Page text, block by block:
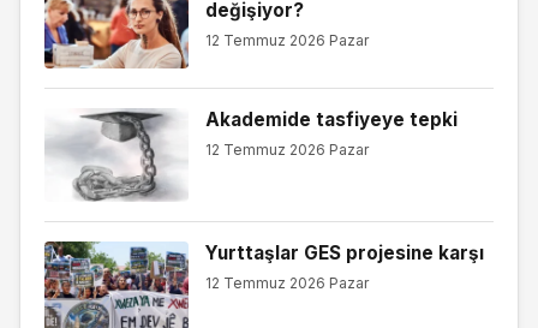
değişiyor?
12 Temmuz 2026 Pazar
Akademide tasfiyeye tepki
12 Temmuz 2026 Pazar
Yurttaşlar GES projesine karşı
12 Temmuz 2026 Pazar